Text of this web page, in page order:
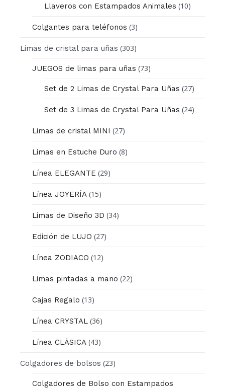
Llaveros con Estampados Animales (10)
Colgantes para teléfonos (3)
Limas de cristal para uñas (303)
JUEGOS de limas para uñas (73)
Set de 2 Limas de Crystal Para Uñas (27)
Set de 3 Limas de Crystal Para Uñas (24)
Limas de cristal MINI (27)
Limas en Estuche Duro (8)
Línea ELEGANTE (29)
Línea JOYERÍA (15)
Limas de Diseño 3D (34)
Edición de LUJO (27)
Línea ZODIACO (12)
Limas pintadas a mano (22)
Cajas Regalo (13)
Línea CRYSTAL (36)
Línea CLÁSICA (43)
Colgadores de bolsos (23)
Colgadores de Bolso con Estampados